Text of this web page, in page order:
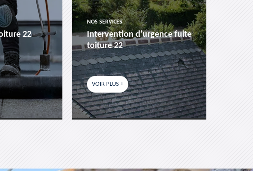
22
NOS SERVICES
Intervention d'urgence fuite
toiture 22
VOIR PLUS +